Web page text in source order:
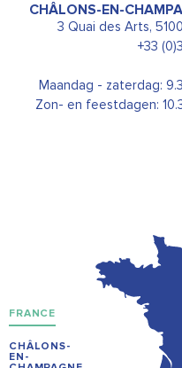
CHÂLONS-EN-
3 Quai des Arts,
+33
Maandag - zaterdag:
Zon- en feestdagen:
FRANCE
CHÂLONS-
EN-